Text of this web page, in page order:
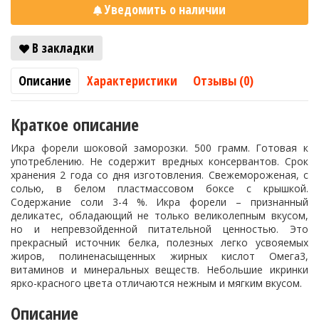
Уведомить о наличии
В закладки
Описание
Характеристики Отзывы (0)
Краткое описание
Икра форели шоковой заморозки. 500 грамм. Готовая к
употреблению. Не содержит вредных консервантов. Срок
хранения 2 года со дня изготовления. Свежемороженая, с
солью, в белом пластмассовом боксе с крышкой.
Содержание соли 3-4 %. Икра форели – признанный
деликатес, обладающий не только великолепным вкусом,
но и непревзойденной питательной ценностью. Это
прекрасный источник белка, полезных легко усвояемых
жиров, полиненасыщенных жирных кислот Омега3,
витаминов и минеральных веществ. Небольшие икринки
ярко-красного цвета отличаются нежным и мягким вкусом.
Описание